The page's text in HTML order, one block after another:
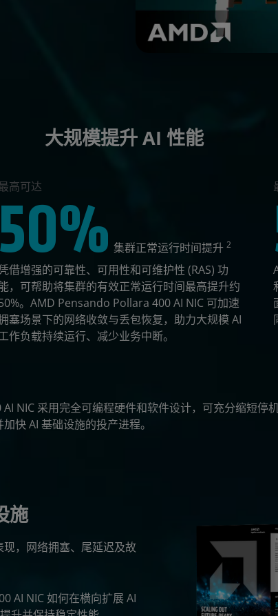
大规模提升 AI 性能
高可达
50% 集群正常运行时间提升 2
借增强的可靠性、可用性和可维护性 (RAS) 功
，可帮助将集群的有效正常运行时间最高提升约
。AMD Pensando Pollara 400 AI NIC 可加速
塞场景下的网络收敛与丢包恢复，助力大规模 AI
作负载持续运行、减少业务中断。
NIC 采用完全可编程硬件和软件设计，可充分缩短停
快 AI 基础设施的投产进程。
施
，网络拥塞、尾延迟及故
AI NIC 如何在横向扩展 AI